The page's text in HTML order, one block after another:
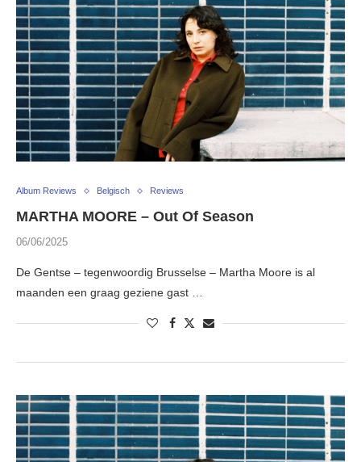
Album Reviews Belgisch Reviews
MARTHA MOORE – Out Of Season
06/06/2025
De Gentse – tegenwoordig Brusselse – Martha Moore is al
maanden een graag geziene gast …